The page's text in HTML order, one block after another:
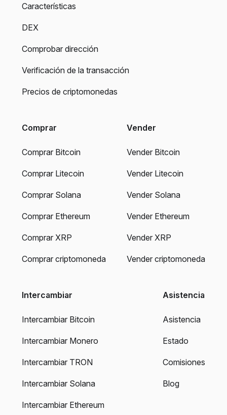
Características
DEX
Comprobar dirección
Verificación de la transacción
Precios de criptomonedas
Comprar
Comprar Bitcoin
Comprar Litecoin
Comprar Solana
Comprar Ethereum
Comprar XRP
Comprar criptomoneda
Vender
Vender Bitcoin
Vender Litecoin
Vender Solana
Vender Ethereum
Vender XRP
Vender criptomoneda
Intercambiar
Intercambiar Bitcoin
Intercambiar Monero
Intercambiar TRON
Intercambiar Solana
Intercambiar Ethereum
Asistencia
Asistencia
Estado
Comisiones
Blog